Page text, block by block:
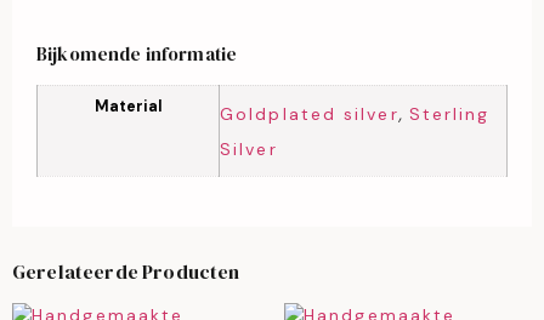
Bijkomende informatie
Material Goldplated silver, Sterling
Silver
Gerelateerde Producten